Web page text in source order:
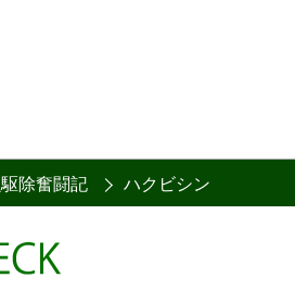
除奮闘記 ハクビシン